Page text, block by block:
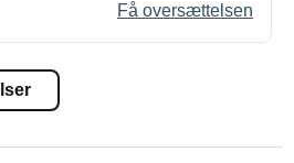
Få oversættelsen